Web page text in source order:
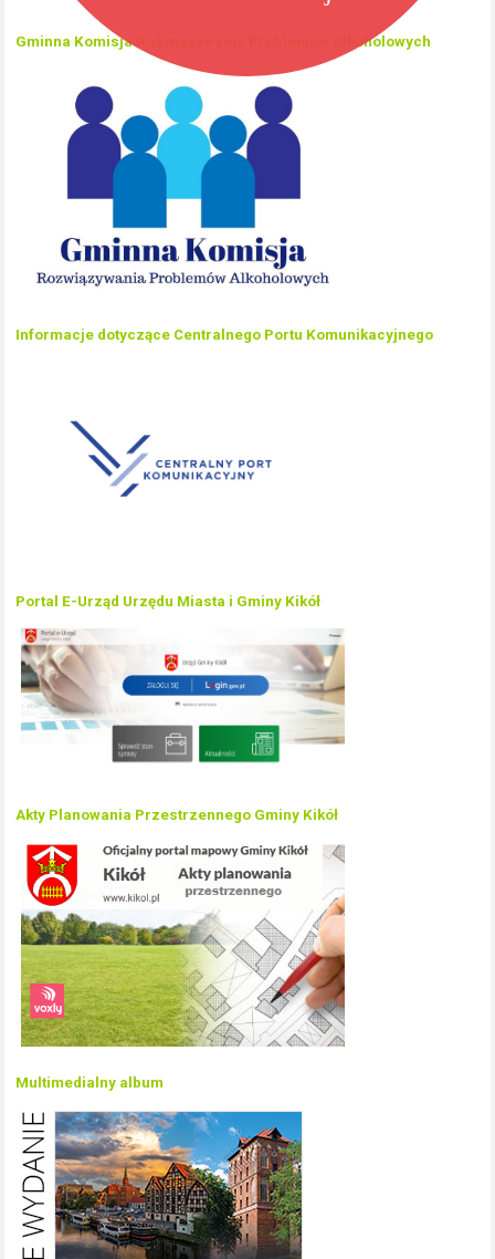
Gminna Komisja Rozwiązywania Problemów Alkoholowych
Informacje dotyczące Centralnego Portu Komunikacyjnego
Portal E-Urząd Urzędu Miasta i Gminy Kikół
Akty Planowania Przestrzennego Gminy Kikół
Multimedialny album